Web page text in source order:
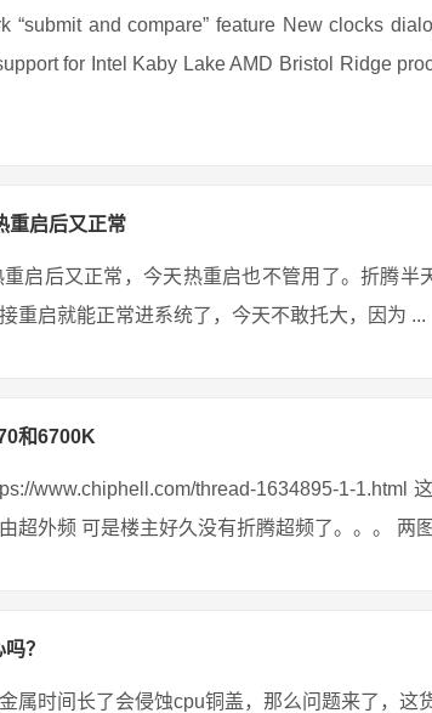
and compare” feature New clocks
for Intel Kaby Lake AMD Bristol Ridge
重启后又正常
启后又正常，今天热重启也不管用了。折腾半
重启就能正常进系统了，今天不敢托大，因为 ...
和6700K
www.chiphell.com/thread-1634895-1-1.html
超外频 可是楼主好久没有折腾超频了。。。 两
？
属时间长了会侵蚀cpu铜盖，那么问题来了，这